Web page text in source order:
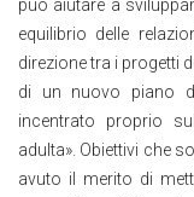
può aiutare a
equilibrio delle
direzione tra i progetti
di un nuovo piano
incentrato proprio
adulta». Obiettivi che
avuto il merito di